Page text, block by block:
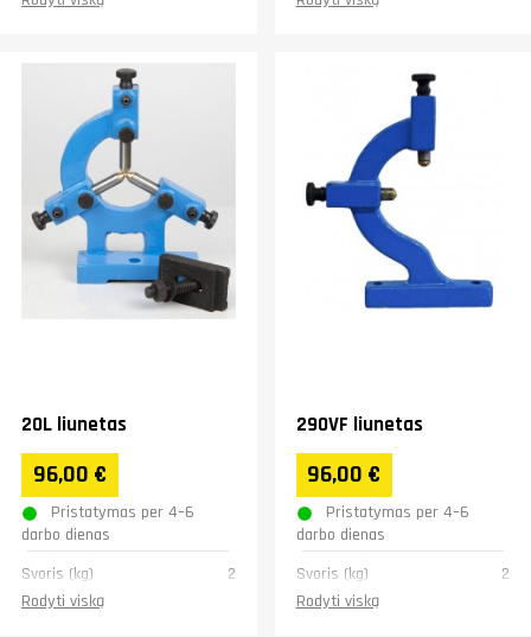
20L liunetas
96,00 €
Pristatymas per 4–6
darbo dienas
Svoris (kg)
2
Rodyti viską
290VF liunetas
96,00 €
Pristatymas per 4–6
darbo dienas
Svoris (kg)
2
Rodyti viską